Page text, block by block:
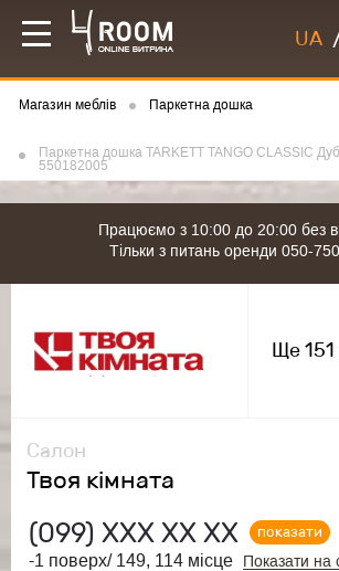
UA
Магазин меблів Паркетна дошка
Паркетна дошка TARKETT TANGO CLASSIC
550182005
Працюємо з 10:00 до 20:00 без
Тільки з питань оренди 050-
Салон
Твоя кімната
(099) ХХХ ХХ ХХ
показати
-1 поверх/ 149, 114 місце
Показати на
Ще 151